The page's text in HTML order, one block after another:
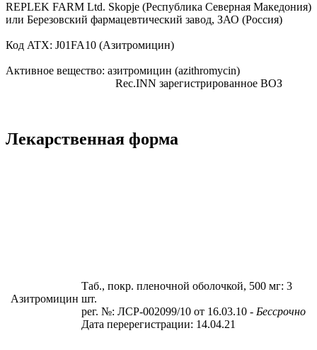
REPLEK FARM Ltd. Skopje (Республика Северная Македония)
или Березовский фармацевтический завод, ЗАО (Россия)
Код ATX: J01FA10 (Азитромицин)
Активное вещество: азитромицин (azithromycin)
Rec.INN зарегистрированное ВОЗ
Лекарственная форма
Азитромицин
Таб., покр. пленочной оболочкой, 500 мг: 3
шт.
рег. №: ЛСР-002099/10 от 16.03.10 - Бессрочно
Дата перерегистрации: 14.04.21